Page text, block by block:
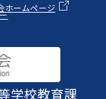
学校教育課
ホームページ